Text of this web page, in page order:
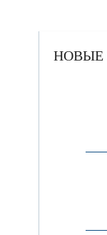
НОВЫЕ